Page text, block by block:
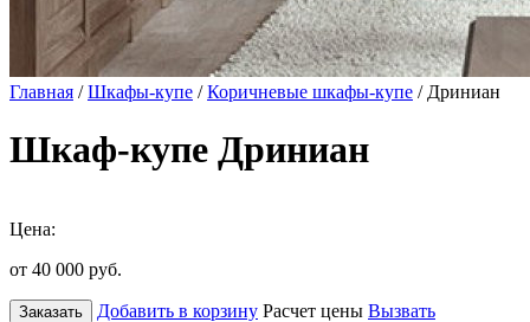
Главная /Шкафы-купе /Коричневые шкафы-купе / Дриниан
Шкаф-купе Дриниан
Цена:
от 40 000 руб.
Заказать Добавить в корзину Расчет цены Вызвать